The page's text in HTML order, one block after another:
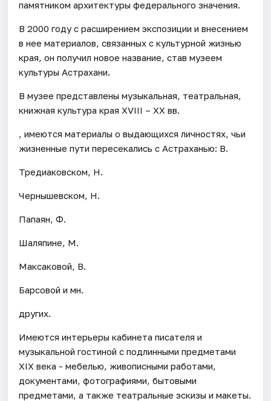
памятником архитектуры федерального значения.
В 2000 году с расширением экспозиции и внесением
в нее материалов, связанных с культурной жизнью
края, он получил новое название, став музеем
культуры Астрахани.
В музее представлены музыкальная, театральная,
книжная культура края XVIII – XX вв.
, имеются материалы о выдающихся личностях, чьи
жизненные пути пересекались с Астраханью: В.
Тредиаковском, Н.
Чернышевском, Н.
Папаян, Ф.
Шаляпине, М.
Максаковой, В.
Барсовой и мн.
других.
Имеются интерьеры кабинета писателя и
музыкальной гостиной с подлинными предметами
XIX века - мебелью, живописными работами,
документами, фотографиями, бытовыми
предметами, а также театральные эскизы и макеты.